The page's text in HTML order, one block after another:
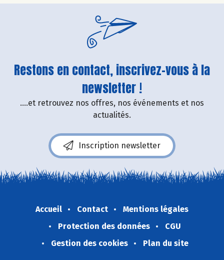
Restons en contact, inscrivez-vous à la
newsletter !
....et retrouvez nos offres, nos événements et nos
actualités.
Inscription newsletter
Accueil Contact
Mentions légales
Protection des données
CGU
Gestion des cookies
Plan du site